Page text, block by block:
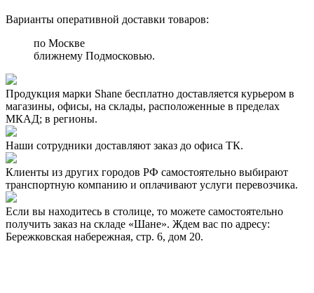
Варианты оперативной доставки товаров:
по Москве
ближнему Подмосковью.
Продукция марки Shane бесплатно доставляется курьером в
магазины, офисы, на склады, расположенные в пределах
МКАД; в регионы.
Наши сотрудники доставляют заказ до офиса ТК.
Клиенты из других городов РФ самостоятельно выбирают
транспортную компанию и оплачивают услуги перевозчика.
Если вы находитесь в столице, то можете самостоятельно
получить заказ на складе «Шане». Ждем вас по адресу:
Бережковская набережная, стр. 6, дом 20.